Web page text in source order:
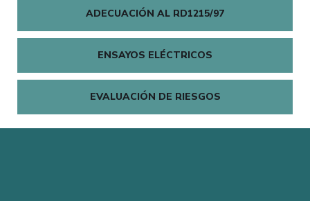
ADECUACIÓN AL RD1215/97
ENSAYOS ELÉCTRICOS
EVALUACIÓN DE RIESGOS